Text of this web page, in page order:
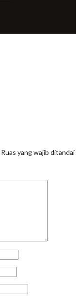
Ruas yang wajib ditandai